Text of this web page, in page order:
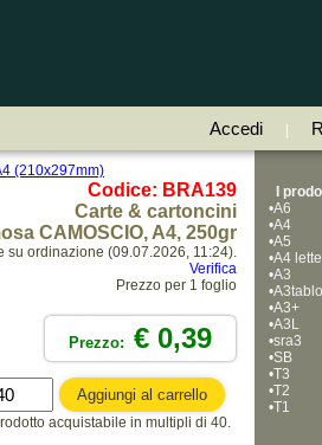
Accedi
(210x297mm)
Codice: BRA139
Carte & cartoncini
CAMOSCIO, A4, 250gr
su ordinazione (09.07.2026, 11:24).
Verifica
Prezzo per 1 foglio
Prezzo: € 0,39
acquistabile in multipli di 40.
I
•A6
•A4
•A5
•A4
•A3
•
•A3+
•A3L
•sra3
•SB
•T3
•T2
•T1